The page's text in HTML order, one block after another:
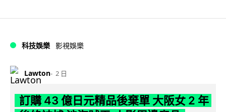
科技娛樂 影視娛樂
Lawton 2 日
訂購 43 億日元精品後棄單 大阪女 2 年